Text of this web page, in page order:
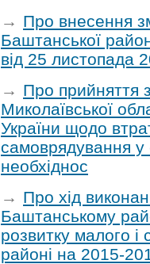
→ Про внесення
Баштанської
від 25 листопада
→ Про прийняття
Миколаївської
України щодо
самоврядування у
необхіднос
→ Про хід
Баштанському
розвитку малого
районі на 2015-